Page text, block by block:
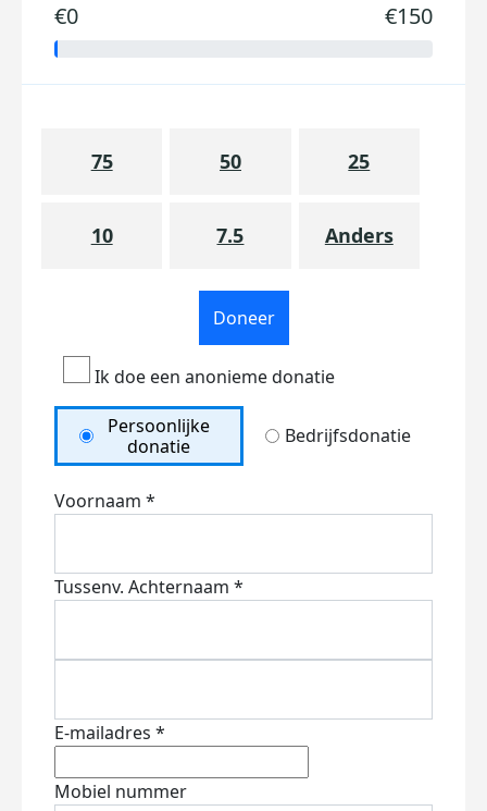
€0 €150
75 50 25
10 7.5 Anders
Doneer
Ik doe een anonieme donatie
Persoonlijke
donatie
Bedrijfsdonatie
Voornaam *
Tussenv. Achternaam *
E-mailadres *
Mobiel nummer